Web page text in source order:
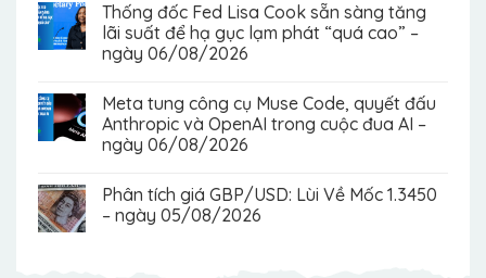
Thống đốc Fed Lisa Cook sẵn sàng tăng
lãi suất để hạ gục lạm phát “quá cao” –
ngày 06/08/2026
Meta tung công cụ Muse Code, quyết đấu
Anthropic và OpenAI trong cuộc đua AI –
ngày 06/08/2026
Phân tích giá GBP/USD: Lùi Về Mốc 1.3450
– ngày 05/08/2026